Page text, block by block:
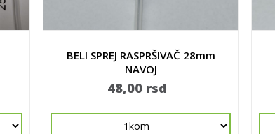
BELI SPREJ RASPRŠIVAČ 28mm
NAVOJ
48,00 rsd